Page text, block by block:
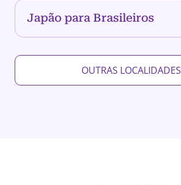
Japão para Brasileiros
OUTRAS LOCALIDADES